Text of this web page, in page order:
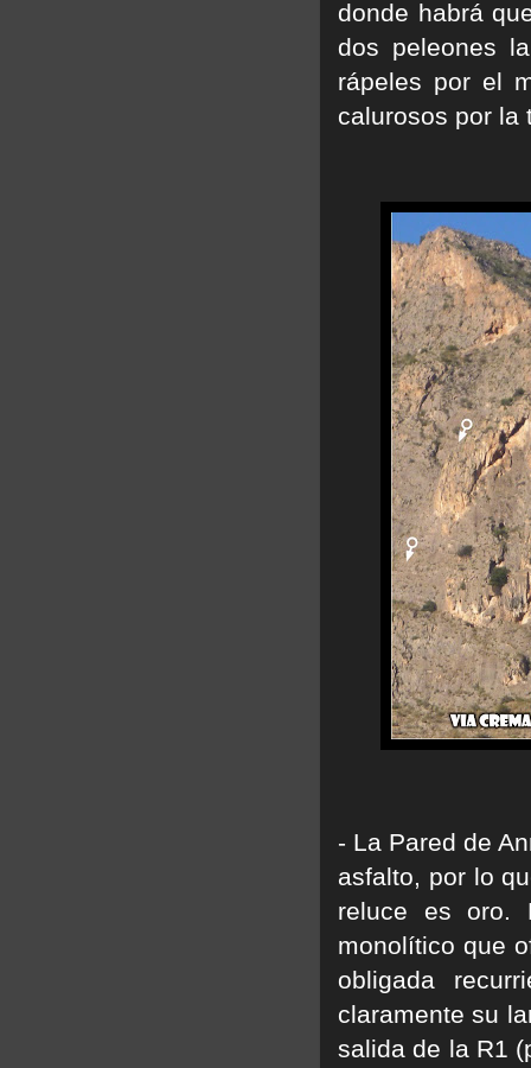
donde habrá
dos peleones
rápeles por el
calurosos por la
- La Pared de
asfalto, por lo
reluce es
monolítico que
obligada
claramente su
salida de la R1